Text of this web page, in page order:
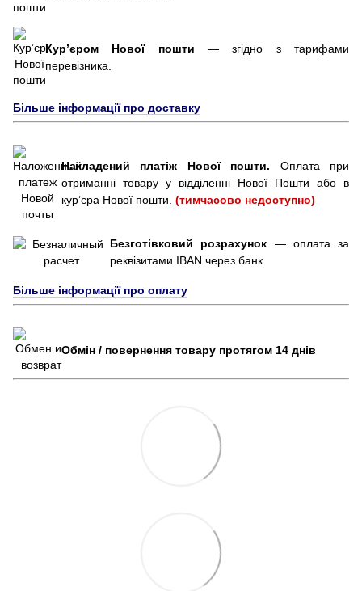
Курʼєром Нової пошти — згідно з тарифами
перевізника.
Більше інформації про доставку
Накладений платіж Нової пошти. Оплата при
отриманні товару у відділенні Нової Пошти або в
курʼєра Нової пошти. (тимчасово недоступно)
Безготівковий розрахунок — оплата за
реквізитами IBAN через банк.
Більше інформації про оплату
Обмін / повернення товару протягом 14 днів